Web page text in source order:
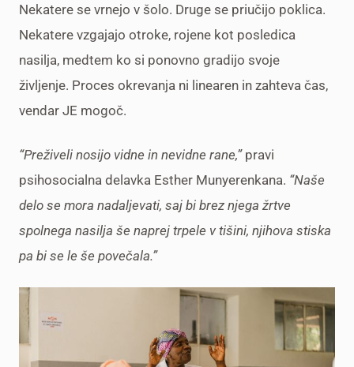
Nekatere se vrnejo v šolo. Druge se priučijo poklica.
Nekatere vzgajajo otroke, rojene kot posledica
nasilja, medtem ko si ponovno gradijo svoje
življenje. Proces okrevanja ni linearen in zahteva čas,
vendar JE mogoč.
“Preživeli nosijo vidne in nevidne rane,” pravi
psihosocialna delavka Esther Munyerenkana. “Naše
delo se mora nadaljevati, saj bi brez njega žrtve
spolnega nasilja še naprej trpele v tišini, njihova stiska
pa bi se le še povečala.”